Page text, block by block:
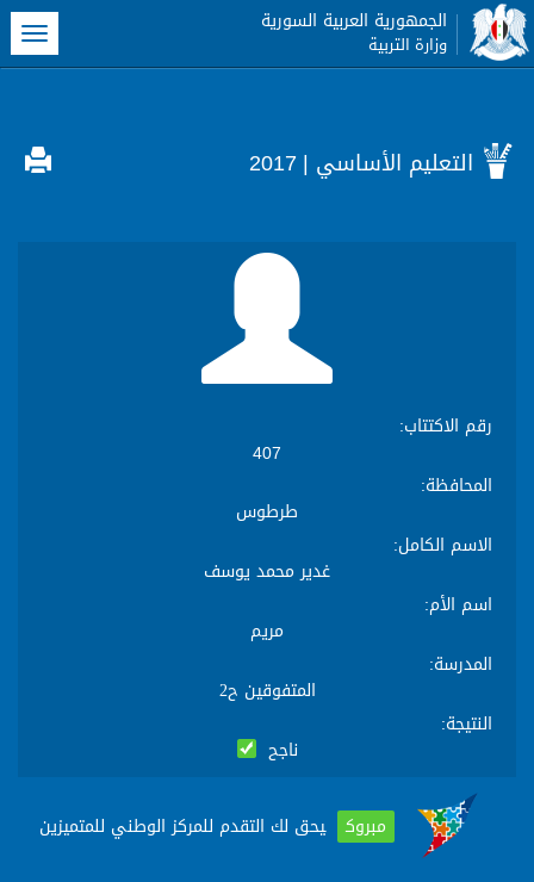
الجمهورية العربية السورية
وزارة التربية
التعليم الأساسي
رقم الاكتتاب:
407
المحافظة:
طرطوس
الاسم الكامل:
غدير محمد يوسف
اسم الأم:
مريم
المدرسة:
المتفوقين ح2
النتيجة:
ناجح
مبروك يحق لك التقدم للمركز الوطني للمتميزين